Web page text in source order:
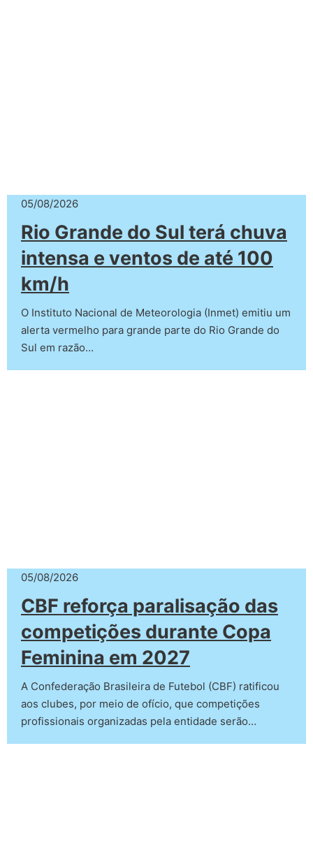
05/08/2026
Rio Grande do Sul terá chuva
intensa e ventos de até 100
km/h
O Instituto Nacional de Meteorologia (Inmet) emitiu um
alerta vermelho para grande parte do Rio Grande do
Sul em razão…
05/08/2026
CBF reforça paralisação das
competições durante Copa
Feminina em 2027
A Confederação Brasileira de Futebol (CBF) ratificou
aos clubes, por meio de ofício, que competições
profissionais organizadas pela entidade serão…